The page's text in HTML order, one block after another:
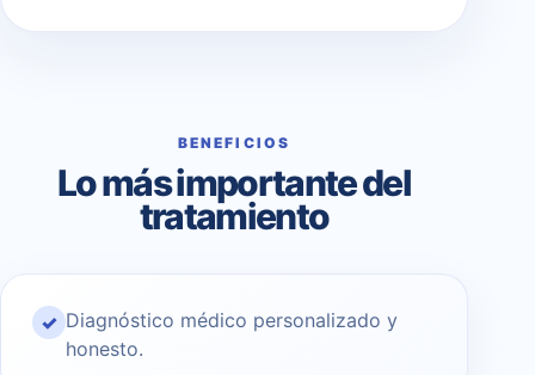
BENEFICIOS
Lo más importante del
tratamiento
✓ Diagnóstico médico personalizado y
honesto.